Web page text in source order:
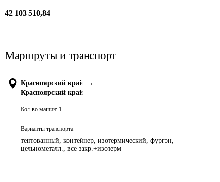
42 103 510,84
Маршруты и транспорт
Красноярский край
→
Красноярский край
Кол-во машин: 1
Варианты транспорта
тентованный, контейнер, изотермический, фургон,
цельнометалл., все закр.+изотерм